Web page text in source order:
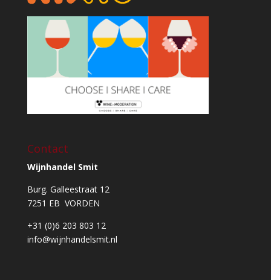
Contact
Wijnhandel Smit
Burg. Galleestraat 12
7251 EB VORDEN
+31 (0)6 203 803 12
info@wijnhandelsmit.nl